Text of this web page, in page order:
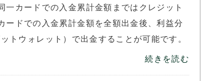
カードでの入金累計金額まではクレジット
ードでの入金累計金額を全額出金後、利益分
ウォレット）で出金することが可能です。
続きを読む